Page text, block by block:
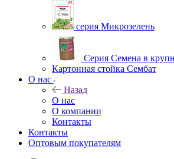
серия Микрозелень
Серия Семена в
Картонная стойка Сембат
О нас
Назад
О нас
О компании
Контакты
Контакты
Оптовым покупателям